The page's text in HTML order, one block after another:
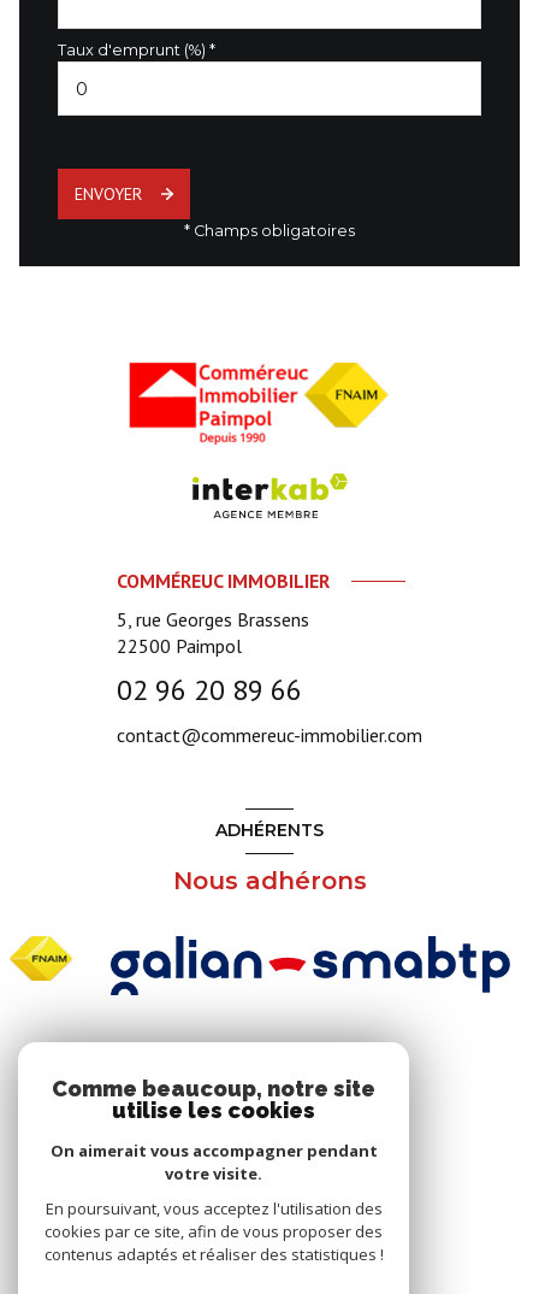
Taux d'emprunt (%) *
ENVOYER
* Champs obligatoires
COMMÉREUC IMMOBILIER
5, rue Georges Brassens
22500 Paimpol
02 96 20 89 66
contact@commereuc-immobilier.com
ADHÉRENTS
Nous adhérons
Nous suivre
Comme beaucoup, notre site
utilise les cookies
On aimerait vous accompagner pendant
votre visite.
En poursuivant, vous acceptez l'utilisation des
cookies par ce site, afin de vous proposer des
contenus adaptés et réaliser des statistiques !